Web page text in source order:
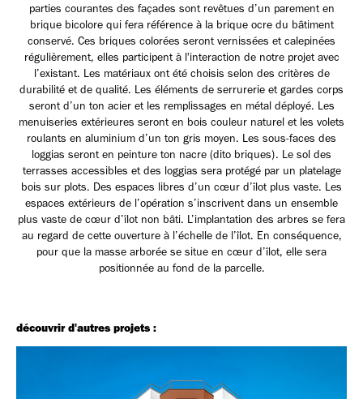
parties courantes des façades sont revêtues d’un parement en
brique bicolore qui fera référence à la brique ocre du bâtiment
conservé. Ces briques colorées seront vernissées et calepinées
régulièrement, elles participent à l'interaction de notre projet avec
l’existant. Les matériaux ont été choisis selon des critères de
durabilité et de qualité. Les éléments de serrurerie et gardes corps
seront d’un ton acier et les remplissages en métal déployé. Les
menuiseries extérieures seront en bois couleur naturel et les volets
roulants en aluminium d’un ton gris moyen. Les sous-faces des
loggias seront en peinture ton nacre (dito briques). Le sol des
terrasses accessibles et des loggias sera protégé par un platelage
bois sur plots. Des espaces libres d’un cœur d’îlot plus vaste. Les
espaces extérieurs de l’opération s’inscrivent dans un ensemble
plus vaste de cœur d’îlot non bâti. L’implantation des arbres se fera
au regard de cette ouverture à l’échelle de l’îlot. En conséquence,
pour que la masse arborée se situe en cœur d’îlot, elle sera
positionnée au fond de la parcelle.
découvrir d'autres projets :